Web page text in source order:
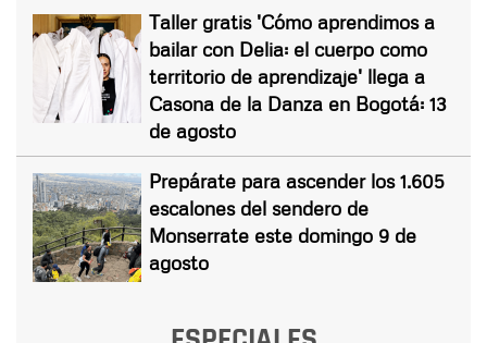
Taller gratis 'Cómo aprendimos a
bailar con Delia: el cuerpo como
territorio de aprendizaje' llega a
Casona de la Danza en Bogotá: 13
de agosto
Prepárate para ascender los 1.605
escalones del sendero de
Monserrate este domingo 9 de
agosto